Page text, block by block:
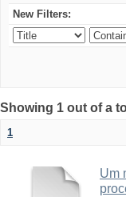
New Filters:
Showing 1 out of a
1
Um